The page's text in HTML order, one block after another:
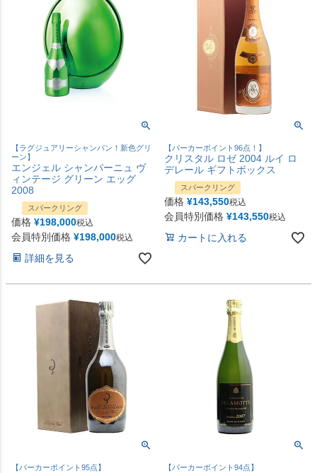
【ラグジュアリーシャンパン！新色グリ
ーン】
エンジェル シャンパーニュ ヴ
ィンテージ グリーン エッグ
2008
スパークリング
価格 ¥198,000税込
会員特別価格 ¥198,000税込
詳細を見る
【パーカーポイント96点！】
クリスタル ロゼ 2004 ルイ ロ
デレール ギフトボックス
スパークリング
価格 ¥143,550税込
会員特別価格 ¥143,550税込
カートに入れる
【パーカーポイント95点】 【パーカーポイント94点】